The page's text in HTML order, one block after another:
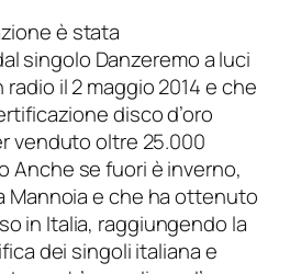
è stata
singolo Danzeremo a luci
radio il 2 maggio 2014 e che
disco d’oro
venduto oltre 25.000
Anche se fuori è inverno,
Mannoia e che ha ottenuto
in Italia, raggiungendo la
dei singoli italiana e